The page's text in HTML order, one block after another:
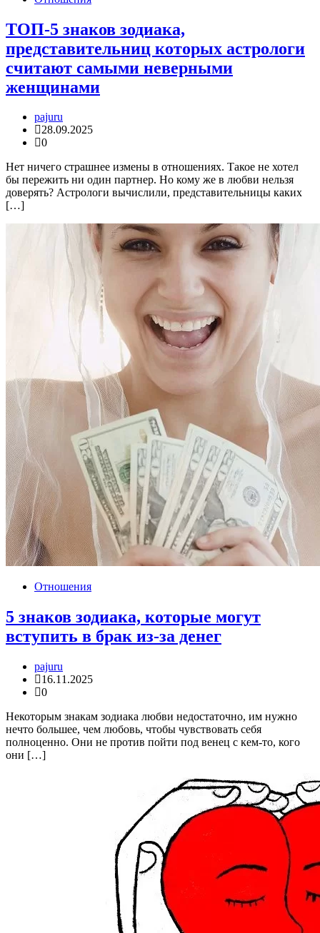
ТОП-5 знаков зодиака,
представительниц которых астрологи
считают самыми неверными
женщинами
pajuru
28.09.2025
0
Нет ничего страшнее измены в отношениях. Такое не хотел
бы пережить ни один партнер. Но кому же в любви нельзя
доверять? Астрологи вычислили, представительницы каких
[…]
Отношения
5 знаков зодиака, которые могут
вступить в брак из-за денег
pajuru
16.11.2025
0
Некоторым знакам зодиака любви недостаточно, им нужно
нечто большее, чем любовь, чтобы чувствовать себя
полноценно. Они не против пойти под венец с кем-то, кого
они […]